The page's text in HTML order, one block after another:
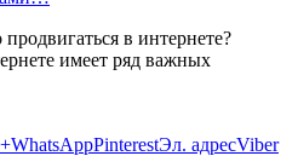
в интернете?
имеет ряд важных
WhatsAppPinterestЭл. адресViber